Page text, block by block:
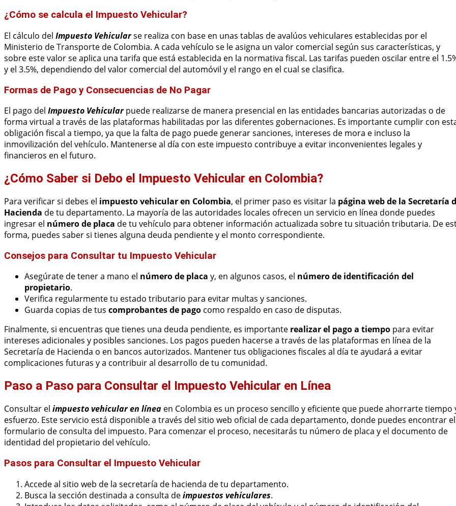
¿Cómo se calcula el Impuesto Vehicular?
El cálculo del Impuesto Vehicularse realiza con base en unas tablas de avalúos vehiculares establecidas por el
Ministerio de Transporte de Colombia. A cada vehículo se le asigna un valor comercial según sus características, y
sobre este valor se aplica una tarifa que está establecida en la normativa fiscal. Las tarifas pueden oscilar entre el
y el 3.5%, dependiendo del valor comercial del automóvil y el rango en el cual se clasifica.
Formas de Pago y Consecuencias de No Pagar
El pago del Impuesto Vehicularpuede realizarse de manera presencial en las entidades bancarias autorizadas o de
forma virtual a través de las plataformas habilitadas por las diferentes gobernaciones. Es importante cumplir con
obligación fiscal a tiempo, ya que la falta de pago puede generar sanciones, intereses de mora e incluso la
inmovilización del vehículo. Mantenerse al día con este impuesto contribuye a evitar inconvenientes legales y
financieros en el futuro.
¿Cómo Saber si Debo el Impuesto Vehicular en Colombia?
Para verificar si debes el impuesto vehicular en Colombia, el primer paso es visitar la página web de la Secretaría
Hacienda de tu departamento. La mayoría de las autoridades locales ofrecen un servicio en línea donde puedes
ingresar el número de placa de tu vehículo para obtener información actualizada sobre tu situación tributaria. De
forma, puedes saber si tienes alguna deuda pendiente y el monto correspondiente.
Consejos para Consultar tu Impuesto Vehicular
Asegúrate de tener a mano el número de placa y, en algunos casos, el número de identificación del
propietario.
Verifica regularmente tu estado tributario para evitar multas y sanciones.
Guarda copias de tus comprobantes de pago como respaldo en caso de disputas.
Finalmente, si encuentras que tienes una deuda pendiente, es importante realizar el pago a tiempo para evitar
intereses adicionales y posibles sanciones. Los pagos pueden hacerse a través de las plataformas en línea de la
Secretaría de Hacienda o en bancos autorizados. Mantener tus obligaciones fiscales al día te ayudará a evitar
complicaciones futuras y a contribuir al desarrollo de tu comunidad.
Paso a Paso para Consultar el Impuesto Vehicular en Línea
Consultar el impuesto vehicular en línea en Colombia es un proceso sencillo y eficiente que puede ahorrarte tiempo
esfuerzo. Este servicio está disponible a través del sitio web oficial de cada departamento, donde puedes encontrar el
formulario de consulta del impuesto. Para comenzar el proceso, necesitarás tu número de placa y el documento de
identidad del propietario del vehículo.
Pasos para Consultar el Impuesto Vehicular
Accede al sitio web de la secretaría de hacienda de tu departamento.
Busca la sección destinada a consulta deimpuestos vehiculares.